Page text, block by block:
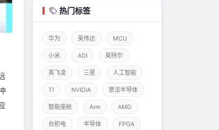
热门标签
华为 英伟达 MCU
小米 ADI 英特尔
英飞凌 三星 人工智能
TI NVIDIA 意法半导体
智能座舱 Arm AMD
台积电 半导体 FPGA